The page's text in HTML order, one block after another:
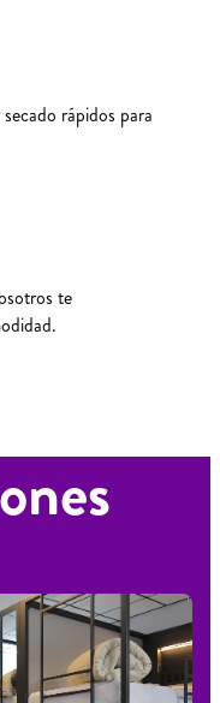
rápidos para
te